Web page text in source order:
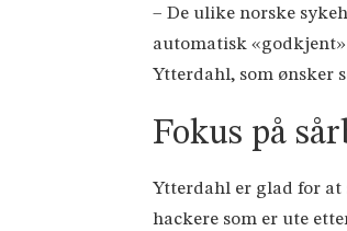
– De ulike norske
automatisk
Ytterdahl, som ønsker
Fokus på
Ytterdahl er glad for at
hackere som er ute